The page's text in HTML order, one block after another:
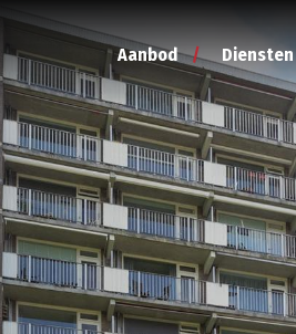
Aanbod Diensten